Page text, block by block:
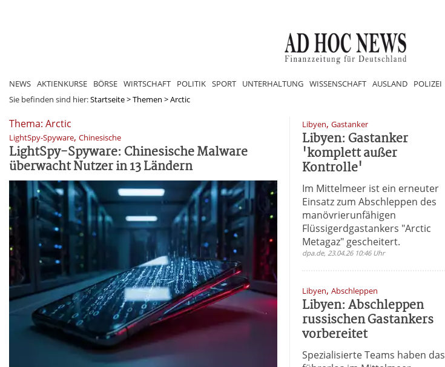
NEWS AKTIENKURSE BÖRSE WIRTSCHAFT POLITIK SPORT UNTERHALTUNG WISSENSCHAFT AUSLAND POLIZEI
Sie befinden sind hier:Startseite>Themen >Arctic
Thema: Arctic
LightSpy-Spyware, Chinesische
LightSpy-Spyware: Chinesische Malware
überwacht Nutzer in 13 Ländern
Libyen, Gastanker
Libyen: Gastanker
'komplett außer
Kontrolle'
Im Mittelmeer ist ein erneuter
Einsatz zum Abschleppen des
manövrierunfähigen
Flüssigerdgastankers "Arctic
Metagaz" gescheitert.
dpa.de, 23.04.26 10:46 Uhr
Libyen, Abschleppen
Libyen: Abschleppen
russischen Gastankers
vorbereitet
Spezialisierte Teams haben das